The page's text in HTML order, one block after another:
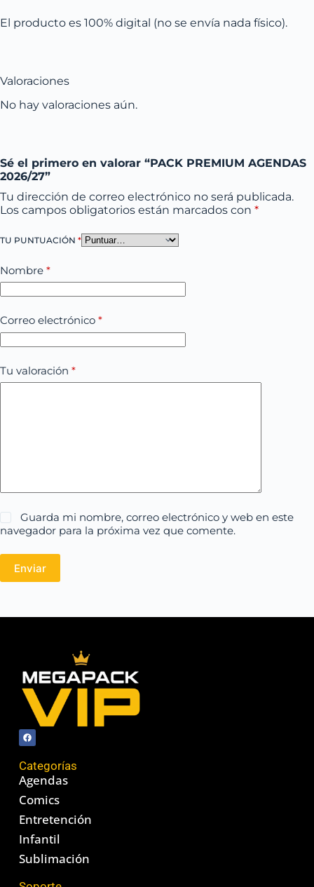
El producto es 100% digital (no se envía nada físico).
Valoraciones
No hay valoraciones aún.
Sé el primero en valorar “PACK PREMIUM AGENDAS
2026/27”
Tu dirección de correo electrónico no será publicada.
Los campos obligatorios están marcados con *
TU PUNTUACIÓN *
Nombre *
Correo electrónico *
Tu valoración *
Guarda mi nombre, correo electrónico y web en este
navegador para la próxima vez que comente.
Enviar
Categorías
Agendas
Comics
Entretención
Infantil
Sublimación